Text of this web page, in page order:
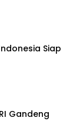
Siap
Gandeng